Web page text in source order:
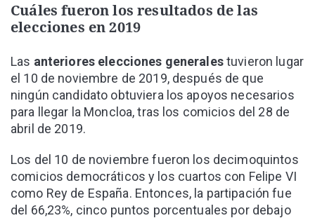
Cuáles fueron los resultados de las
elecciones en 2019
Las anteriores elecciones generalestuvieron lugar
el 10 de noviembre de 2019, después de que
ningún candidato obtuviera los apoyos necesarios
para llegar la Moncloa, tras los comicios del 28 de
abril de 2019.
Los del 10 de noviembre fueron los decimoquintos
comicios democráticos y los cuartos con Felipe VI
como Rey de España. Entonces, la partipación fue
del 66,23%, cinco puntos porcentuales por debajo